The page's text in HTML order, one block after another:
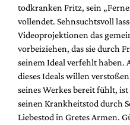
todkranken Fritz, sein
vollendet. Sehnsuchtsvoll
Videoprojektionen das
vorbeiziehen, das sie durch
seinem Ideal verfehlt haben.
dieses Ideals willen
seines Werkes bereit fühlt,
seinen Krankheitstod durch
Liebestod in Gretes Armen.